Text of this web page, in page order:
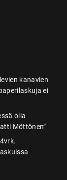
kanavien
ei
olla
Möttönen”